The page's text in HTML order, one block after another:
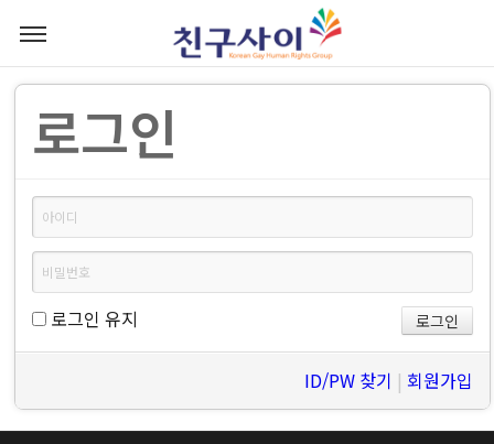
로그인
로그인 유지
ID/PW 찾기 | 회원가입